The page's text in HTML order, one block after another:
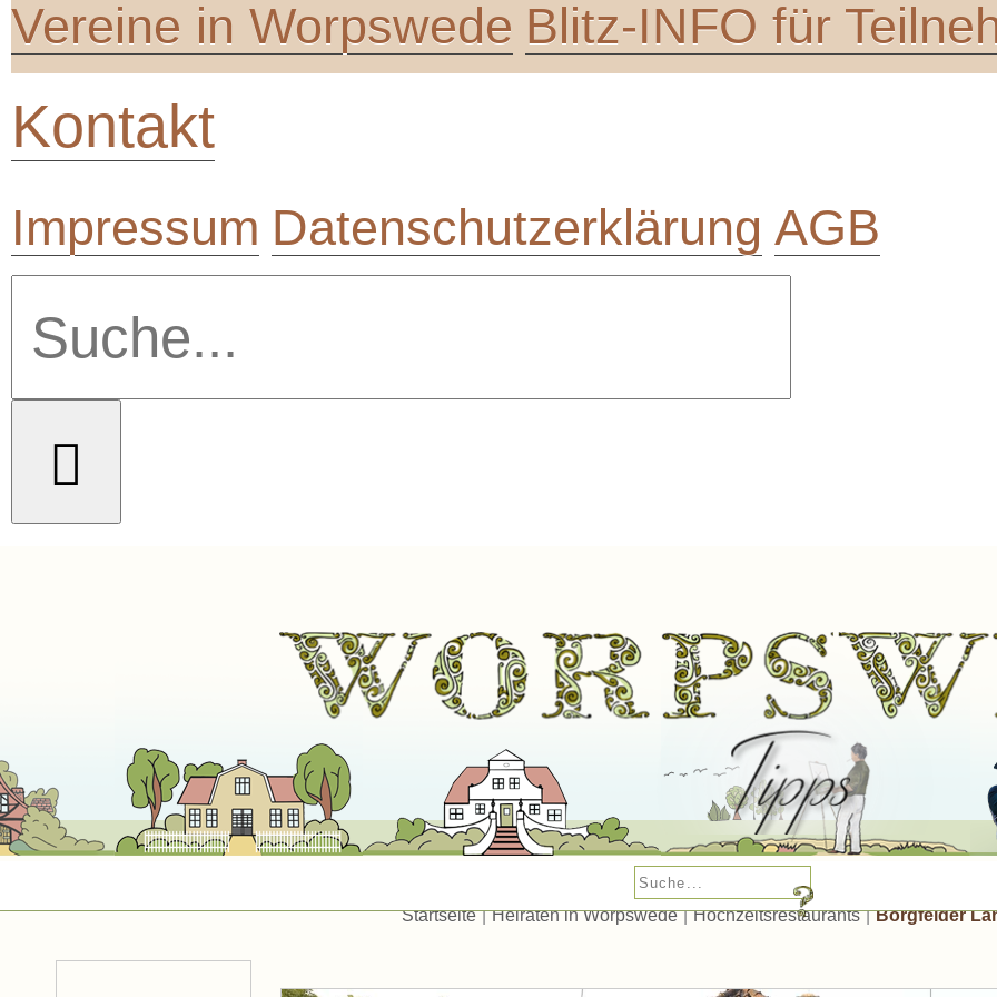
Vereine in Worpswede Blitz-INFO für
Kontakt
Impressum Datenschutzerklärung AGB
Startseite | Heiraten in Worpswede | Hochzeitsrestaurants | Borgfelder